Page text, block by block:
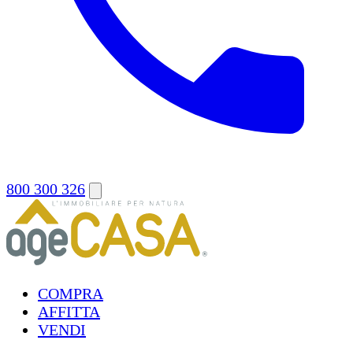
800 300 326
COMPRA
AFFITTA
VENDI